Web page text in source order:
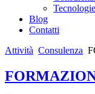
Tecnologie
Blog
Contatti
Attività Consulenza